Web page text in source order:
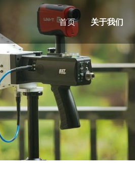
首页 关于我们